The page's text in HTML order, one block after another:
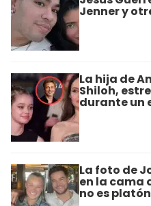
Jenner y
La hija de
Shiloh,
durante un
La foto de
en la cama
no es